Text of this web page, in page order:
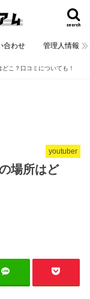
search
合わせ 管理人情報
こ？口コミについても！
youtuber
場所はど